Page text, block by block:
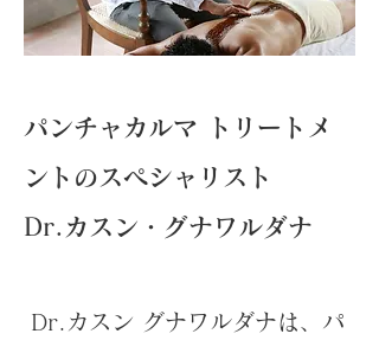
パンチャカルマ トリートメ
ントのスペシャリスト
Dr.カスン・グナワルダナ
Dr.カスン グナワルダナは、パ